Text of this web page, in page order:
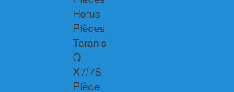
Horus
Pièces
Taranis-
Q
X7/7S
Pièce